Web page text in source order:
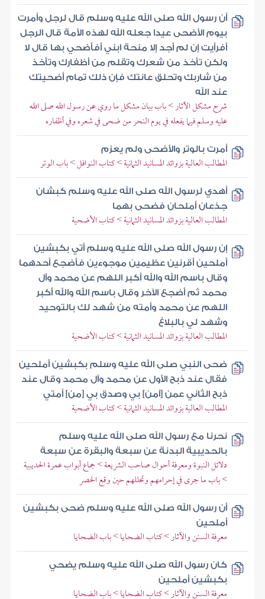
أن رسول الله صلى الله عليه وسلم قال لرجل وأمرت
بيوم الأضحى عيدا جعله الله لهذه الأمة قال الرجل
أفرأيت إن لم أجد إلا منحة ابني أفأضحي بها قال لا
ولكن تأخذ من شعرك وتقلم من أظفارك وتأخذ
من شاربك وتحلق عانتك فإن ذلك تمام أضحيتك
عند الله
شرح مشكل الآثار > باب بيان مشكل ما روي عن رسول الله صلى الله
عليه وسلم فيما يفعله في يوم النحر من ضحى في شعره وفي أظفاره
أمرت بالوتر والأضحى ولم يعزم
المطالب العالية بزوائد المسانيد الثمانية > كتاب النوافل > باب الوتر
أهدي لرسول الله صلى الله عليه وسلم كبشان
جذعان أملحان فضحى بهما
المطالب العالية بزوائد المسانيد الثمانية > كتاب الأضحية
إن رسول الله صلى الله عليه وسلم أتي بكبشين
أملحين أقرنين عظيمين موجوءين فأضجع أحدهما
وقال باسم الله والله أكبر اللهم عن محمد وآل
محمد ثم أضجع الآخر وقال باسم الله والله أكبر
اللهم عن محمد وأمته من شهد لك بالتوحيد
وشهد لي بالبلاغ
المطالب العالية بزوائد المسانيد الثمانية > كتاب الأضحية
ضحى النبي صلى الله عليه وسلم بكبشين أملحين
فقال عند ذبح الأول عن محمد وآل محمد وقال عند
ذبح الثاني عمن [آمن] بي وصدق بي [من] أمتي
المطالب العالية بزوائد المسانيد الثمانية > كتاب الأضحية
نحرنا مع رسول الله صلى الله عليه وسلم
بالحديبية البدنة عن سبعة والبقرة عن سبعة
دلائل النبوة ومعرفة أحوال صاحب الشريعة > جماع أبواب عمرة الحديبية
> باب ما جرى في إحرامهم وتحللهم حين وقع الحصر
أن رسول الله صلى الله عليه وسلم ضحى بكبشين
أملحين
معرفة السنن والآثار > كتاب الضحايا > باب الضحايا
كان رسول الله صلى الله عليه وسلم يضحي
بكبشين أملحين
معرفة السنن والآثار > كتاب الضحايا > باب الضحايا